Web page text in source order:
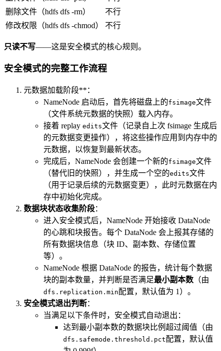
删除文件（hdfs dfs -rm）
不行
修改权限（hdfs dfs -chmod）
不行
只读不写——这是安全模式的核心规则。
安全模式的完整工作流程
元数据加载阶段**：
NameNode 启动后，首先将磁盘上的fsimage文件
（文件系统元数据的快照）载入内存。
接着 replay edits文件（记录自上次 fsimage 生成后
的元数据变更操作），将这些操作应用到内存中的
元数据，以恢复到最新状态。
完成后，NameNode 会创建一个新的fsimage文件
（替代旧的快照），并生成一个空的edits文件
（用于记录后续的元数据变更），此时元数据在内
存中初始化完成。
数据块状态收集阶段：
进入安全模式后，NameNode 开始接收 DataNode
的心跳和块报告。每个 DataNode 会上报其存储的
所有数据块信息（块 ID、副本数、存储位置
等）。
NameNode 根据 DataNode 的报告，统计每个数据
块的副本数量，并判断是否满足最小副本数 （由
dfs.replication.min配置，默认值为 1）。
安全模式退出判断：
当满足以下条件时，安全模式自动退出：
达到最小副本数的数据块比例超过阈值（由
dfs.safemode.threshold.pct配置，默认值